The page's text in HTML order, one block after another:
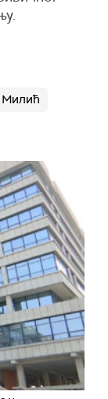
Милић